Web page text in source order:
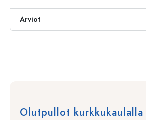
Arviot
Olutpullot kurkkukaulalla